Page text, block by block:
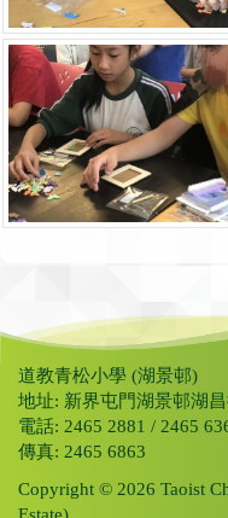
道教青松小學 (湖景邨)
地址: 新界屯門湖景邨湖
電話: 2465 2881 / 2465
傳真: 2465 6863
Copyright © 2026 Taoist